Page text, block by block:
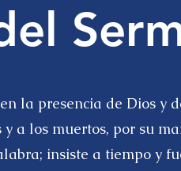
la presencia de Dios y
a los muertos, por su
insiste a tiempo y